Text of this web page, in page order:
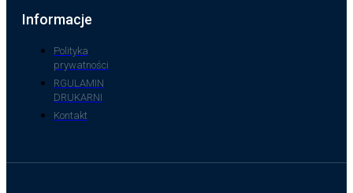
Informacje
Polityka
prywatności
RGULAMIN
DRUKARNI
Kontakt